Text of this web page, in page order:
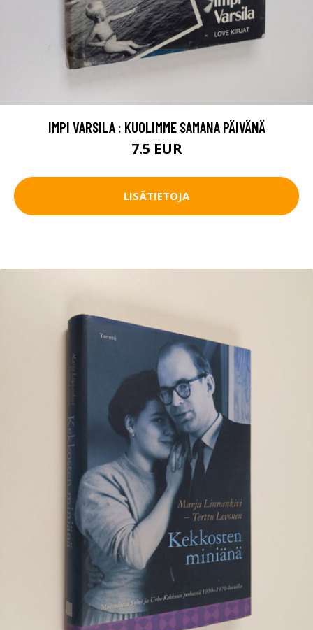
IMPI VARSILA : KUOLIMME SAMANA PÄIVÄNÄ
7.5 EUR
LISÄTIETOJA